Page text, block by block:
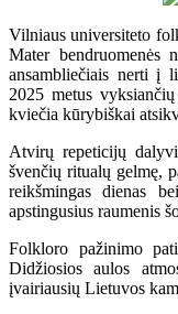
Vilniaus universiteto
Mater bendruomenės
ansambliečiais nerti į
2025 metus
kviečia kūrybiškai
Atvirų repeticijų
švenčių ritualų gelmę,
reikšmingas dienas
apstingusius raumenis
Folkloro pažinimo
Didžiosios aulos
įvairiausių Lietuvos